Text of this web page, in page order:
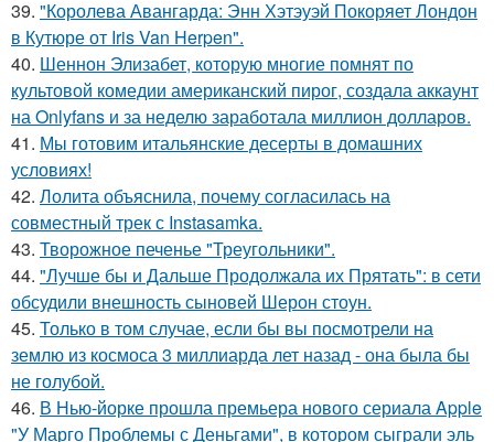
39. "Королева Авангарда: Энн Хэтэуэй Покоряет Лондон
в Кутюре от Iris Van Herpen".
40. Шеннон Элизабет, которую многие помнят по
культовой комедии американский пирог, создала аккаунт
на Onlyfans и за неделю заработала миллион долларов.
41. Мы готовим итальянские десерты в домашних
условиях!
42. Лолита объяснила, почему согласилась на
совместный трек с Instasamka.
43. Творожное печенье "Треугольники".
44. "Лучше бы и Дальше Продолжала их Прятать": в сети
обсудили внешность сыновей Шерон стоун.
45. Только в том случае, если бы вы посмотрели на
землю из космоса 3 миллиарда лет назад - она была бы
не голубой.
46. В Нью-йорке прошла премьера нового сериала Apple
"У Марго Проблемы с Деньгами", в котором сыграли эль